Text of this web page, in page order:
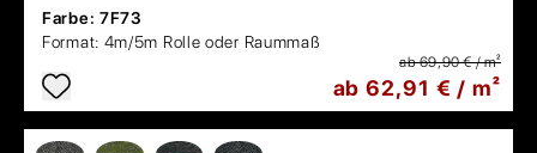
Farbe: 7F73
Format: 4m/5m Rolle oder Raummaß
ab 69,90 € / m²
ab 62,91 € / m²